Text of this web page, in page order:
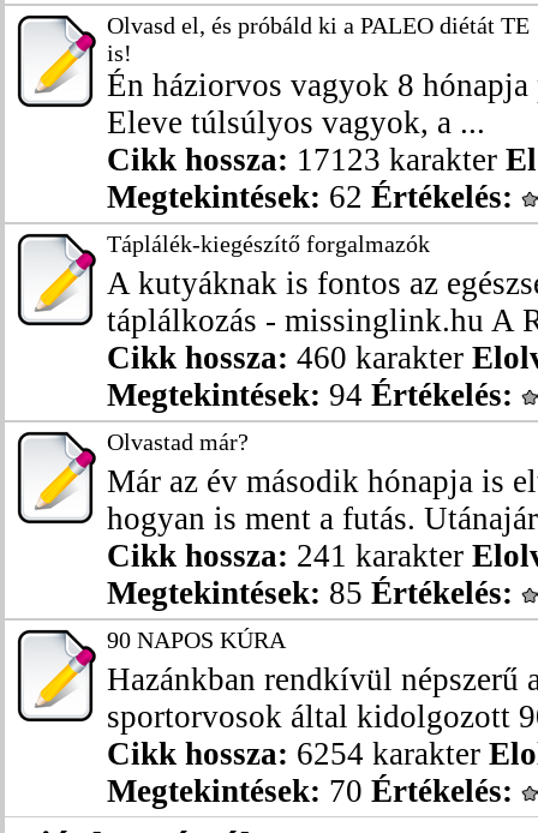
Olvasd el, és próbáld ki a PALEO diétát TE
is!
Én háziorvos vagyok 8
Eleve túlsúlyos vagyok, a ...
Cikk hossza: 17123 karakter
Megtekintések: 62 Értékelés:
Táplálék-kiegészítő forgalmazók
A kutyáknak is fontos az
táplálkozás - missinglink.hu A
Cikk hossza: 460 karakter
Megtekintések: 94 Értékelés:
Olvastad már?
Már az év második hónapja is
hogyan is ment a futás.
Cikk hossza: 241 karakter
Megtekintések: 85 Értékelés:
90 NAPOS KÚRA
Hazánkban rendkívül népszerű
sportorvosok által kidolgozott
Cikk hossza: 6254 karakter
Megtekintések: 70 Értékelés: